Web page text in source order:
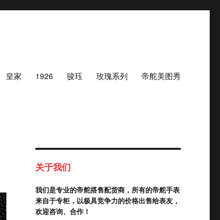
皇家 1926 骏珏 玫瑰系列 帝舵美图秀
关于我们
我们是专业的帝舵搭售配货商，所有的帝舵手表
来自于专柜，以极具竞争力的价格出售给表友，
欢迎咨询、合作！